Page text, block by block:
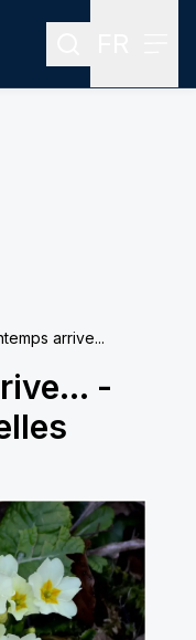
Rechercher
arrive...
-